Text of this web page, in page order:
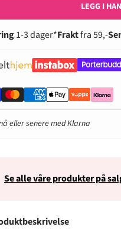
LEGG I
1-3 dager*Fraktfra 59,-
eller senere med Klarna
Se alle våre produkter på